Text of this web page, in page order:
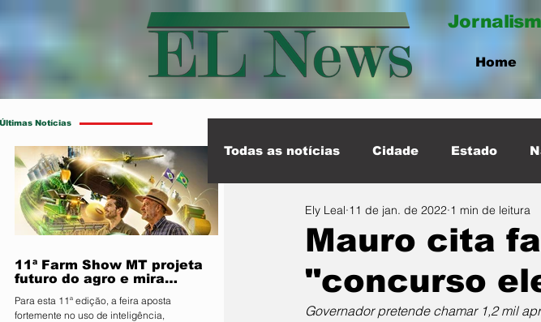
Home
Últimas Notícias
11ª Farm Show MT projeta
futuro do agro e mira
sociedade
Para esta 11ª edição, a feira aposta
fortemente no uso de inteligência,
Todas as notícias Cidade Estado
Esporte Internacional Destaque
Mauro cita
"concurso
Ely Leal 11 de jan. de 2022 1 min de leitura
Governador pretende chamar 1,2 mil